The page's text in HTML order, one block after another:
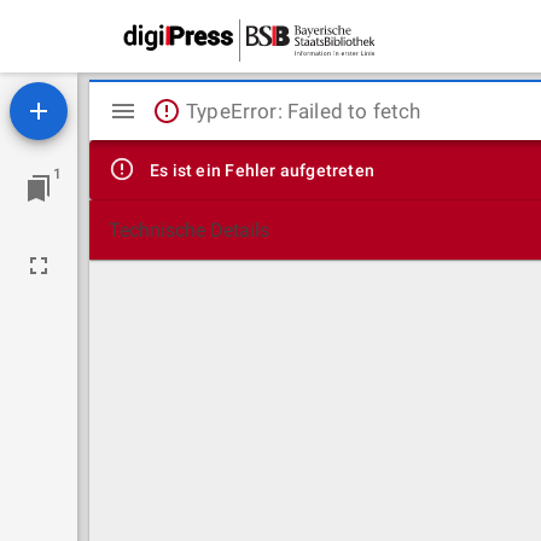
1
Mirador
Viewer
TypeError: Failed to fetch
Es ist ein Fehler aufgetreten
Technische Details